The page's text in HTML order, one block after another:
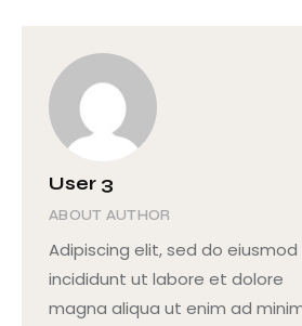
User 3
ABOUT AUTHOR
Adipiscing elit, sed do
incididunt ut labore et dolore
magna aliqua ut enim ad